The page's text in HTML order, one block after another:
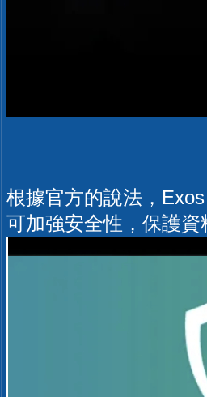
根據官方的說法，
可加強安全性，保護